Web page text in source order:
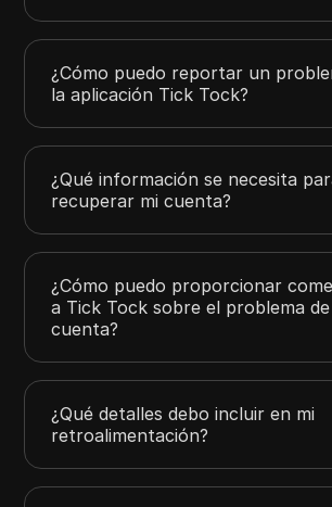
¿Cómo puedo reportar un
la aplicación Tick Tock?
¿Qué información se necesita
recuperar mi cuenta?
¿Cómo puedo proporcionar
a Tick Tock sobre el problema de
cuenta?
¿Qué detalles debo incluir en mi
retroalimentación?